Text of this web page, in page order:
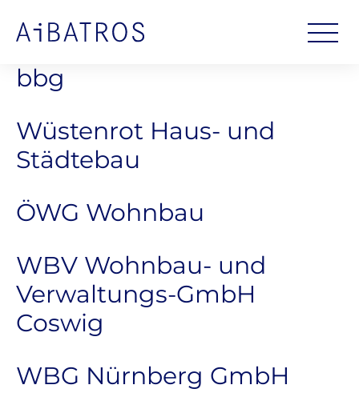
bbg
Wüstenrot Haus- und
Städtebau
ÖWG Wohnbau
WBV Wohnbau- und
Verwaltungs-GmbH
Coswig
WBG Nürnberg GmbH